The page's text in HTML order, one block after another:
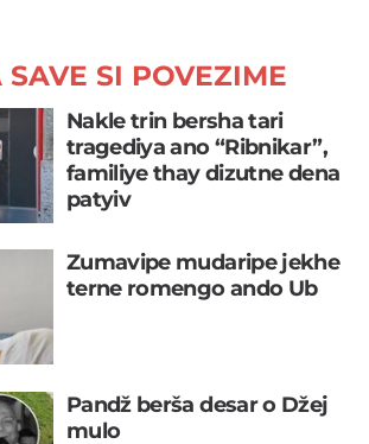
SAVE SI POVEZIME
Nakle trin bersha tari
tragediya ano “Ribnikar”,
familiye thay dizutne dena
patyiv
Zumavipe mudaripe jekhe
terne romengo ando Ub
Pandž berša desar o Džej
mulo